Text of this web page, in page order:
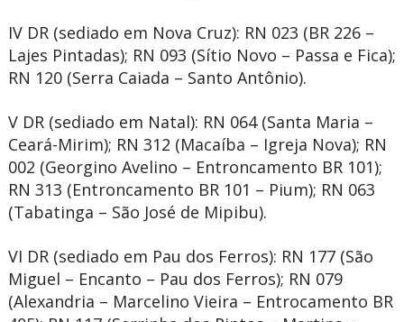
IV DR (sediado em Nova Cruz): RN 023 (BR 226 –
Lajes Pintadas); RN 093 (Sítio Novo – Passa e Fica);
RN 120 (Serra Caiada – Santo Antônio).
V DR (sediado em Natal): RN 064 (Santa Maria –
Ceará-Mirim); RN 312 (Macaíba – Igreja Nova); RN
002 (Georgino Avelino – Entroncamento BR 101);
RN 313 (Entroncamento BR 101 – Pium); RN 063
(Tabatinga – São José de Mipibu).
VI DR (sediado em Pau dos Ferros): RN 177 (São
Miguel – Encanto – Pau dos Ferros); RN 079
(Alexandria – Marcelino Vieira – Entrocamento BR